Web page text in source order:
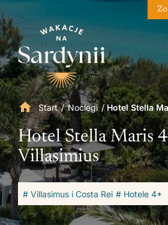
Start/Noclegi/Hotel Stella
Hotel Stella Maris
Villasimius
# Villasimus i Costa Rei # Hotele 4*